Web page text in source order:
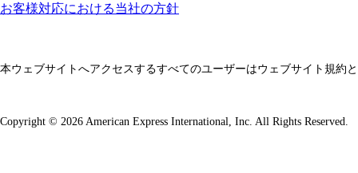
お客様対応における当社の方針
本ウェブサイトへアクセスするすべてのユーザーはウェブサイト規約
Copyright © 2026 American Express International, Inc. All Rights Reserved.